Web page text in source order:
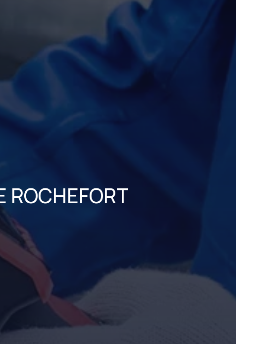
ROCHEFORT